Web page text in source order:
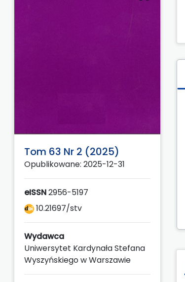
Tom 63 Nr 2 (2025)
Opublikowane: 2025-12-31
eISSN2956-5197
10.21697/stv
Wydawca
Uniwersytet Kardynała Stefana
Wyszyńskiego w Warszawie